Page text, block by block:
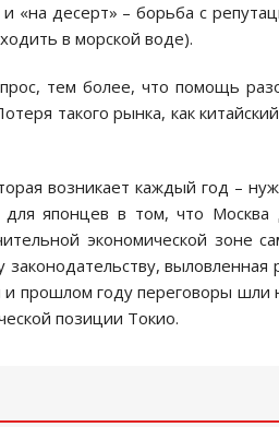
«на десерт» – борьба с
в морской воде).
тем более, что помощь
такого рынка, как
возникает каждый год –
японцев в том, что Москва
экономической зоне
законодательству,
и прошлом году переговоры
позиции Токио.